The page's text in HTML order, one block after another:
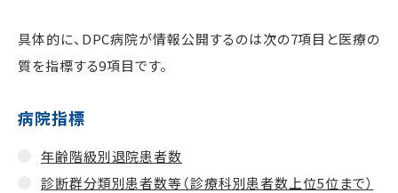
具体的に、DPC病院が情報公開するのは次の7項目と医療の
質を指標する9項目です。
病院指標
年齢階級別退院患者数
診断群分類別患者数等（診療科別患者数上位5位まで）